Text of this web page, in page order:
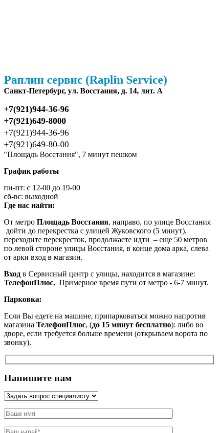
Раплин сервис (Raplin Service)
Санкт-Петербург, ул. Восстания, д. 14, лит. А
+7(921)944-36-96
+7(921)649-8000
+7(921)944-36-96
+7(921)649-80-00
"Площадь Восстания", 7 минут пешком
График работы
пн-пт: с 12-00 до 19-00
сб-вс: выходной
Где нас найти:
От метро Площадь Восстания, направо, по улице Восстания
дойти до перекрестка с улицей Жуковского (5 минут),
переходите перекресток, продолжаете идти – еще 50 метров
по левой стороне улицы Восстания, в конце дома арка, слева
от арки вход в магазин.
Вход в Сервисный центр с улицы, находится в магазине:
ТелефонПлюс. Примерное время пути от метро - 6-7 минут.
Парковка:
Если Вы едете на машине, припарковаться можно напротив
магазина ТелефонПлюс, (до 15 минут бесплатно): либо во
дворе, если требуется больше времени (открываем ворота по
звонку).
Напишите нам